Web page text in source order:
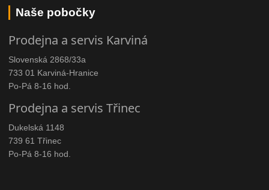
Naše pobočky
Prodejna a servis Karviná
Slovenská 2868/33a
733 01 Karviná-Hranice
Po-Pá 8-16 hod.
Prodejna a servis Třinec
Dukelská 1148
739 61 Třinec
Po-Pá 8-16 hod.